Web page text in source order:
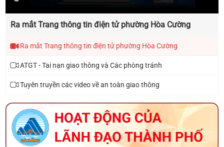
THÔNG TIN ĐĂNG KÝ THAM GIA HỘI NGHỊ KẾT NỐI
GIAO THƯƠNG GIỮA NHÀ CUNG CẤP VỚI CÁC
THƯƠNG MẠI CHO SẢN PHẨM OCOP TẠI ĐÀ NẴNG
THƯƠNG MẠI TẠI LIÊN BANG NGA
THÔNG BÁO HỘI THI SẢN PHẨM THỦ CÔNG MỸ
NGHỆ VIỆT NAM NĂM 2026
Ra mắt Trang thông tin điện tử phường Hòa Cường
Ra mắt Trang thông tin điện tử phường Hòa Cường
ATGT - Tai nạn giao thông và Các phòng tránh
Tuyên truyền các video về an toàn giao thông